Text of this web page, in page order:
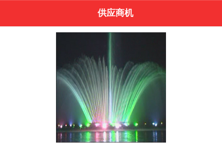
供应商机